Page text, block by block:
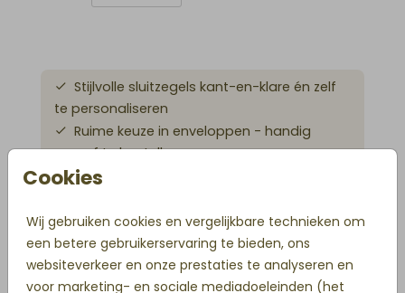
Cookies
Wij gebruiken cookies en vergelijkbare technieken om
een betere gebruikerservaring te bieden, ons
websiteverkeer en onze prestaties te analyseren en
voor marketing- en sociale mediadoeleinden (het
Stijlvolle sluitzegels kant-en-klare én zelf
te personaliseren
Ruime keuze in enveloppen - handig
vooraf te bestellen
Accessoires die jouw geboortekaartje
Vóór 18 uur besteld is direct in productie